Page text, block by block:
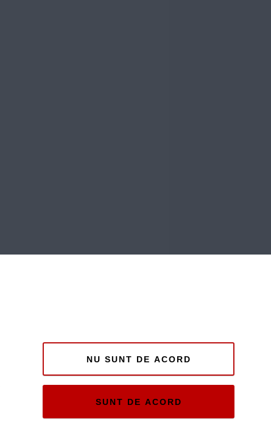
NU SUNT DE ACORD
SUNT DE ACORD